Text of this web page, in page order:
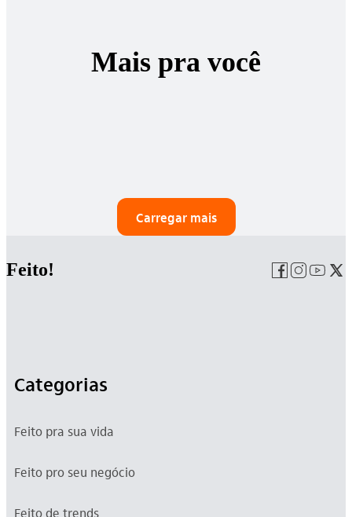
Mais pra você
Carregar mais
Feito!
Categorias
Feito pra sua vida
Feito pro seu negócio
Feito de trends